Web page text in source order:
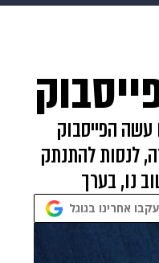
פרויקטים מיוחדים
הפייסבוק
לנסות להתנתק
נו, בערך
עקבו אחרינו בגוגל